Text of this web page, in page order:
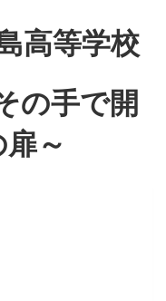
高等学校
の手で開
～